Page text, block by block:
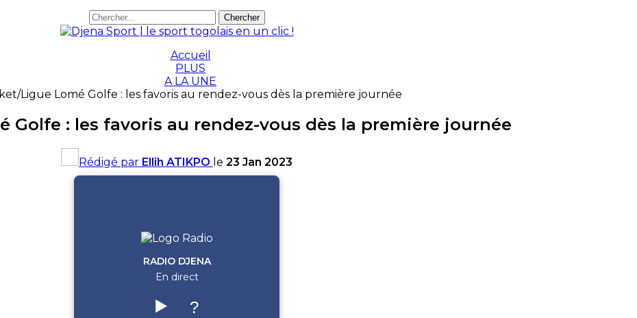
Accueil
PLUS
A LA UNE
Ligue Lomé Golfe : les favoris au rendez-vous dès la première journée
Golfe : les favoris au rendez-vous dès la première journée
Rédigé par Ellih ATIKPO le 23 Jan 2023
RADIO DJENA
En direct
▶️ ?